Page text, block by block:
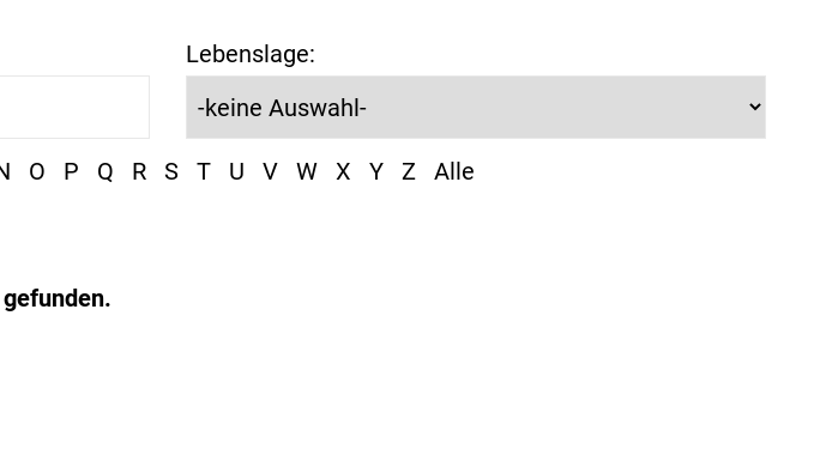
Lebenslage:
O P Q R S T U V W X Y Z Alle